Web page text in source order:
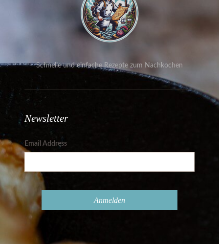
Schnelle und einfache Rezepte zum Nachkochen
Newsletter
Email Address